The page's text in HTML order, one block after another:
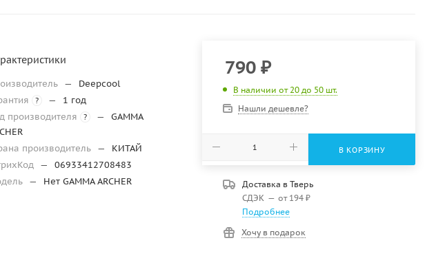
—
Deepcool
? —
1 год
производителя
? —
GAMMA
производитель —
КИТАЙ
—
06933412708483
— Нет GAMMA ARCHER
790₽
В наличии от 20 до 50 шт.
Нашли дешевле?
В КОРЗИНУ
Доставка в Тверь
СДЭК — от 194 ₽
Подробнее
Хочу в подарок